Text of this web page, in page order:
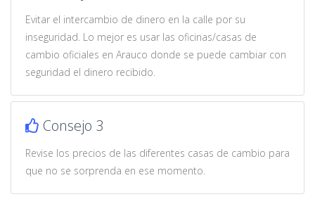
Evitar el intercambio de dinero en la calle por su
inseguridad. Lo mejor es usar las oficinas/casas de
cambio oficiales en Arauco donde se puede cambiar con
seguridad el dinero recibido.
Consejo 3
Revise los precios de las diferentes casas de cambio para
que no se sorprenda en ese momento.